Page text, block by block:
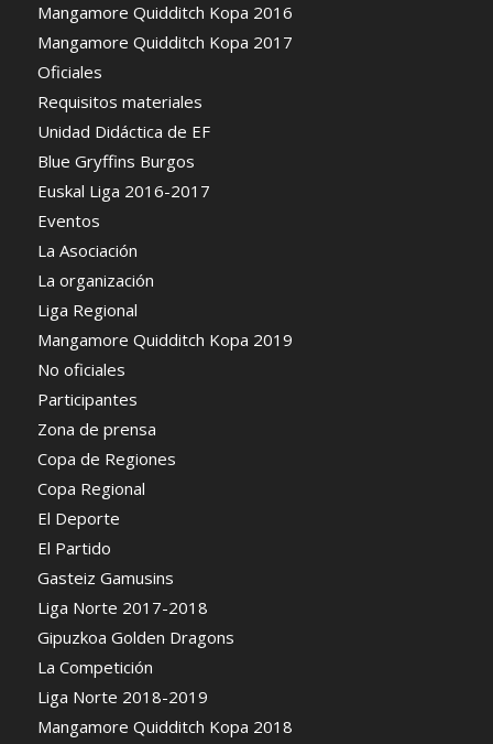
Mangamore Quidditch Kopa 2016
Mangamore Quidditch Kopa 2017
Oficiales
Requisitos materiales
Unidad Didáctica de EF
Blue Gryffins Burgos
Euskal Liga 2016-2017
Eventos
La Asociación
La organización
Liga Regional
Mangamore Quidditch Kopa 2019
No oficiales
Participantes
Zona de prensa
Copa de Regiones
Copa Regional
El Deporte
El Partido
Gasteiz Gamusins
Liga Norte 2017-2018
Gipuzkoa Golden Dragons
La Competición
Liga Norte 2018-2019
Mangamore Quidditch Kopa 2018